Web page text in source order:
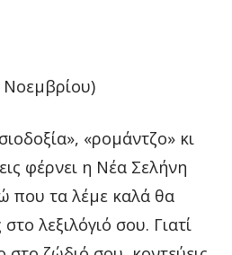
«ρομάντζο» κι
φέρνει η Νέα Σελήνη
που τα λέμε καλά θα
στο λεξιλόγιό σου. Γιατί